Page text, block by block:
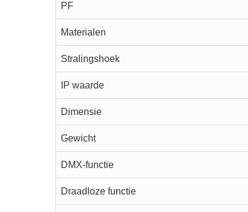
PF
Materialen
Stralingshoek
IP waarde
Dimensie
Gewicht
DMX-functie
Draadloze functie